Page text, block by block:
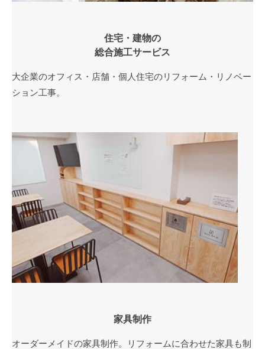
住宅・建物の
総合施工サービス
大企業のオフィス・店舗・個人住宅のリフォーム・リノベー
ション工事。
家具制作
オーダーメイドの家具制作。リフォームに合わせた家具も制